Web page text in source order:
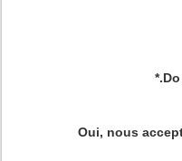
Oui, nous